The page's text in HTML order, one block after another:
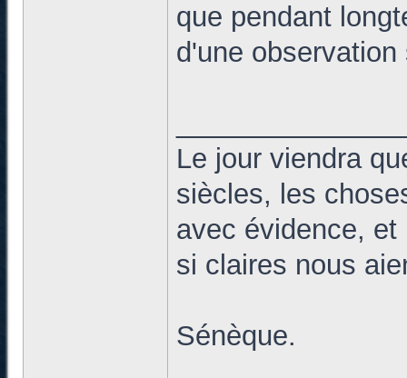
que pendant
d'une
Le jour viendra
siècles, les
avec évidence,
si claires nous
Sénèque.